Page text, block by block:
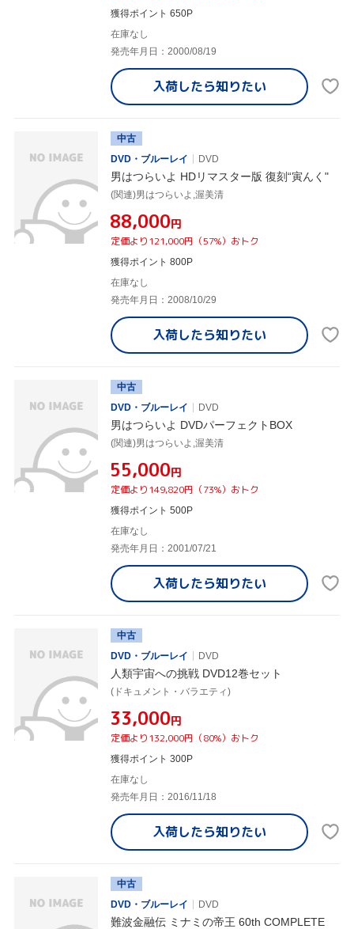
獲得ポイント 650P
在庫なし
発売年月日：2000/08/19
入荷したら知りたい
中古
DVD・ブルーレイ
DVD
男はつらいよ HDリマスター版 復刻“寅んく"
(関連)男はつらいよ,渥美清
¥88,000円
定価より121,000円（57%）おトク
獲得ポイント 800P
在庫なし
発売年月日：2008/10/29
入荷したら知りたい
中古
DVD・ブルーレイ
DVD
男はつらいよ DVDパーフェクトBOX
(関連)男はつらいよ,渥美清
¥55,000円
定価より149,820円（73%）おトク
獲得ポイント 500P
在庫なし
発売年月日：2001/07/21
入荷したら知りたい
中古
DVD・ブルーレイ
DVD
人類宇宙への挑戦 DVD12巻セット
(ドキュメント・バラエティ)
¥33,000円
定価より132,000円（80%）おトク
獲得ポイント 300P
在庫なし
発売年月日：2016/11/18
入荷したら知りたい
中古
DVD・ブルーレイ
DVD
難波金融伝 ミナミの帝王 60th COMPLETE